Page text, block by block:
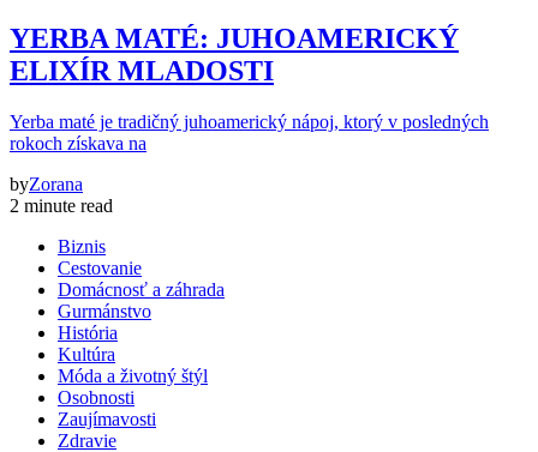
YERBA MATÉ: JUHOAMERICKÝ
ELIXÍR MLADOSTI
Yerba maté je tradičný juhoamerický nápoj, ktorý v posledných
rokoch získava na
byZorana
2 minute read
Biznis
Cestovanie
Domácnosť a záhrada
Gurmánstvo
História
Kultúra
Móda a životný štýl
Osobnosti
Zaujímavosti
Zdravie